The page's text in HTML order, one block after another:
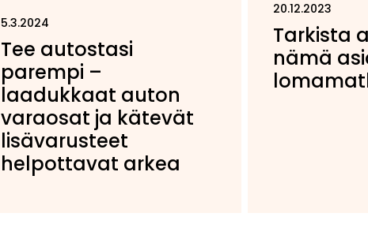
5.3.2024
Tee autostasi
parempi –
laadukkaat auton
varaosat ja kätevät
lisävarusteet
helpottavat arkea
20.12.2023
Tarkista
nämä